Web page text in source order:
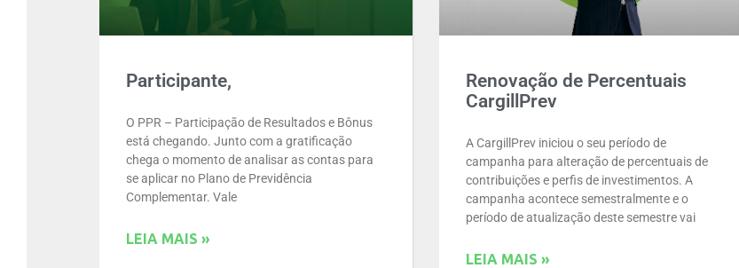
Participante,
O PPR – Participação de Resultados e Bônus
está chegando. Junto com a gratificação
chega o momento de analisar as contas para
se aplicar no Plano de Previdência
Complementar. Vale
LEIA MAIS »
Renovação de Percentuais
CargillPrev
A CargillPrev iniciou o seu período de
campanha para alteração de percentuais de
contribuições e perfis de investimentos. A
campanha acontece semestralmente e o
período de atualização deste semestre vai
LEIA MAIS »